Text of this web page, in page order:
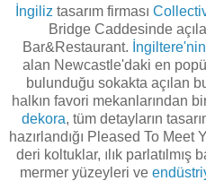
İngiliz tasarım firması
Bridge Caddesinde
Bar&Restaurant. İngiltere'nin
alan Newcastle'daki en
bulunduğu sokakta açılan
halkın favori mekanlarından
dekora, tüm detayların
hazırlandığı Pleased To Meet
deri koltuklar, ılık parlatılmış
mermer yüzeyleri ve